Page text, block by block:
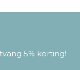
5% korting!